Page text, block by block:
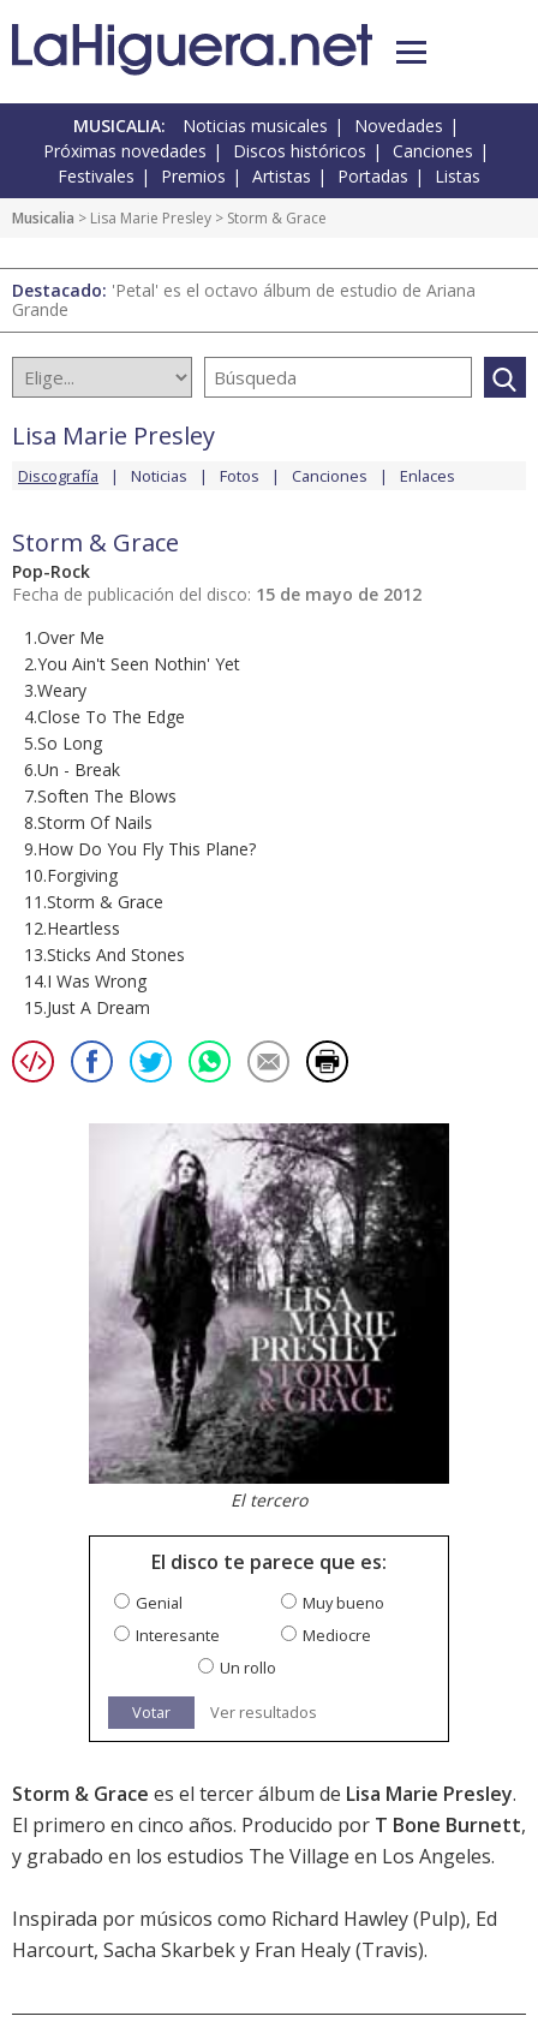
MUSICALIA: Noticias musicales
Novedades
Próximas novedades
Discos históricos
Canciones
Festivales
Premios Artistas Portadas Listas
Musicalia > Lisa Marie Presley > Storm & Grace
Destacado: 'Petal' es el octavo álbum de estudio de Ariana
Grande
Lisa Marie Presley
Discografía Noticias Fotos Canciones Enlaces
Storm & Grace
Pop-Rock
Fecha de publicación del disco: 15 de mayo de 2012
1.Over Me
2.You Ain't Seen Nothin' Yet
3.Weary
4.Close To The Edge
5.So Long
6.Un - Break
7.Soften The Blows
8.Storm Of Nails
9.How Do You Fly This Plane?
10.Forgiving
11.Storm & Grace
12.Heartless
13.Sticks And Stones
14.I Was Wrong
15.Just A Dream
El tercero
El disco te parece que es:
Genial
Muy bueno
Interesante
Mediocre
Un rollo
Votar Ver resultados
Storm & Grace es el tercer álbum de Lisa Marie Presley.
El primero en cinco años. Producido por T Bone Burnett,
y grabado en los estudios The Village en Los Angeles.
Inspirada por músicos como Richard Hawley (Pulp), Ed
Harcourt, Sacha Skarbek y Fran Healy (Travis).